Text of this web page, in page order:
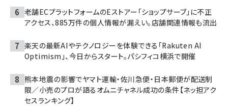
老舗ECプラットフォームのEストアー「ショップサーブ」に不正
アクセス、885万件の個人情報が漏えい。店舗関連情報も流出
楽天の最新AIやテクノロジーを体験できる「Rakuten AI
Optimism」、今日からスタート。パシフィコ横浜で開催
熊本地震の影響でヤマト運輸・佐川急便・日本郵便が配送制
限／小売のプロが語るオムニチャネル成功の条件【ネッ担アク
セスランキング】